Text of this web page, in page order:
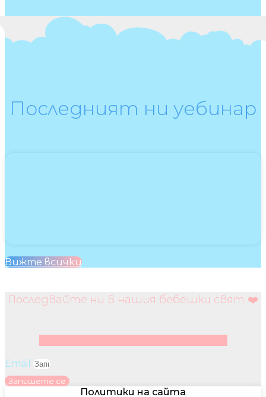
Последният ни уебинар
Вижте всички
Последвайте ни в нашия бебешки свят ❤️
Email
Запишете се
Политики на сайта